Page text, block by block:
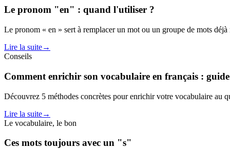
Le pronom "en" : quand l'utiliser ?
Le pronom « en » sert à remplacer un mot ou un groupe de mots
Lire la suite→
Conseils
Comment enrichir son vocabulaire en français :
Découvrez 5 méthodes concrètes pour enrichir votre vocabulaire au
Lire la suite→
Le vocabulaire, le bon
Ces mots toujours avec un "s"